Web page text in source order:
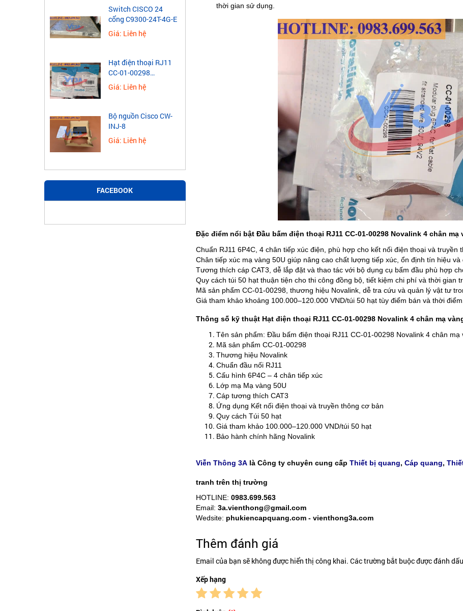
Switch CISCO 24
cổng C9300-24T-4G-E
Giá: Liên hệ
Hạt điện thoại RJ11
CC-01-00298
Novalink 4 chân mạ
vàng
Giá: Liên hệ
Bộ nguồn Cisco CW-
INJ-8
Giá: Liên hệ
FACEBOOK
thời gian sử dụng.​
Đặc điểm nổi bật Đầu bấm điện thoại RJ11 CC-01-00298 Novalink 4 chân mạ
Chuẩn RJ11 6P4C, 4 chân tiếp xúc điện, phù hợp cho kết nối điện thoại và truyền
Chân tiếp xúc mạ vàng 50U giúp nâng cao chất lượng tiếp xúc, ổn định tín hiệu và
Tương thích cáp CAT3, dễ lắp đặt và thao tác với bộ dụng cụ bấm đầu phù hợp
Quy cách túi 50 hạt thuận tiện cho thi công đồng bộ, tiết kiệm chi phí và thời gian
Mã sản phẩm CC-01-00298, thương hiệu Novalink, dễ tra cứu và quản lý vật tư
Giá tham khảo khoảng 100.000–120.000 VND/túi 50 hạt tùy điểm bán và thời điểm.​
Thông số kỹ thuật Hạt điện thoại RJ11 CC-01-00298 Novalink 4 chân mạ
Tên sản phẩm: Đầu bấm điện thoại RJ11 CC-01-00298 Novalink 4 chân mạ
Mã sản phẩm CC-01-00298 ​
Thương hiệu Novalink ​
Chuẩn đầu nối RJ11 ​
Cấu hình 6P4C – 4 chân tiếp xúc ​
Lớp mạ Mạ vàng 50U ​
Cáp tương thích CAT3 ​
Ứng dụng Kết nối điện thoại và truyền thông cơ bản ​
Quy cách Túi 50 hạt ​
Giá tham khảo 100.000–120.000 VND/túi 50 hạt
Bảo hành chính hãng Novalink
Viễn Thông 3Alà Công ty chuyên cung cấp Thiết bị quang, Cáp quang,
tranh trên thị trường
HOTLINE: 0983.699.563
Email: 3a.vienthong@gmail.com
Wedsite: phukiencapquang.com - vienthong3a.com
Thêm đánh giá
Email của bạn sẽ không được hiển thị công khai. Các trường bắt buộc được đánh
Xếp hạng